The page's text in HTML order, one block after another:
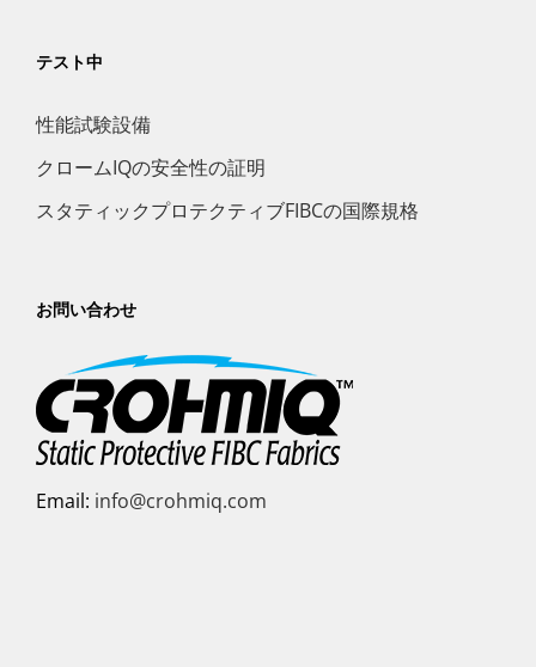
テスト中
性能試験設備
クロームIQの安全性の証明
スタティックプロテクティブFIBCの国際規格
お問い合わせ
Email: info@crohmiq.com